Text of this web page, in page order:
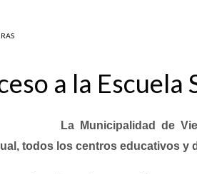
a la
La Municipalidad de
todos los centros educativos